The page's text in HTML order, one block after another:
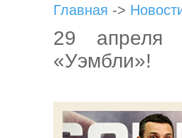
Главная ->
29 апреля
«Уэмбли»!